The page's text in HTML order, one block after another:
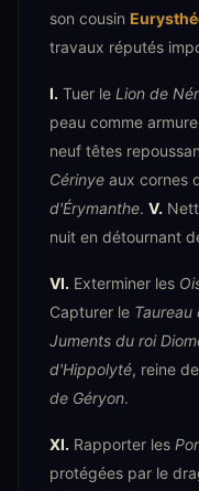
son cousin
travaux réputés
I. Tuer le Lion de
peau comme
neuf têtes
Cérinye aux cornes
d'Érymanthe. V.
nuit en détournant
VI. Exterminer les
Capturer le Taureau
Juments du roi
d'Hippolyté, reine
de Géryon.
XI. Rapporter les
protégées par le